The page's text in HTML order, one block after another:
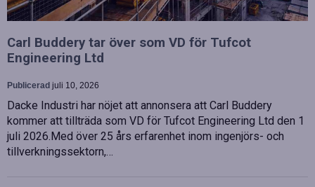
Carl Buddery tar över som VD för Tufcot
Engineering Ltd
Publicerad juli 10, 2026
Dacke Industri har nöjet att annonsera att Carl Buddery
kommer att tillträda som VD för Tufcot Engineering Ltd den 1
juli 2026.Med över 25 års erfarenhet inom ingenjörs- och
tillverkningssektorn,…